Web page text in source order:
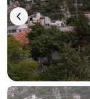
chevron_left